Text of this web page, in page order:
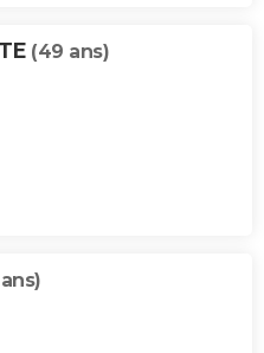
(49 ans)